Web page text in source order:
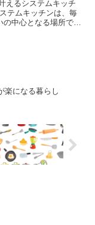
えるシステムキッチ
テムキッチンは、毎
の中心となる場所で
楽になる暮らし